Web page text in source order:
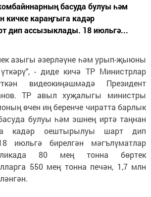
басуда булуы һәм
кичке караңгыга кадәр
дип ассызыклады. 18 июльгә...
азыгы әзерләүне һәм урып-җыюны
- диде кичә ТР Министрлар
видеокиңәшмәдә Президент
ТР авыл хуҗалыгы министры
өчен иң беренче чиратта барлык
булуы һәм эшнең иртә таңнан
кадәр оештырылуы шарт дип
июльгә бирелгән мәгълүматлар
80 мең тонна бөртек
550 мең тонна печән, 1,7 млн